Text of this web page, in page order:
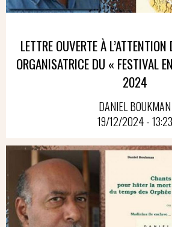
LETTRE OUVERTE À
ORGANISATRICE DU « FESTIVAL
2024
DANIEL BOUKMAN
19/12/2024 - 13:23